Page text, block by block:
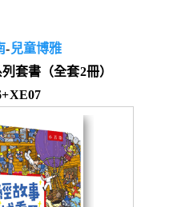
-兒童博雅
套書（全套2冊）